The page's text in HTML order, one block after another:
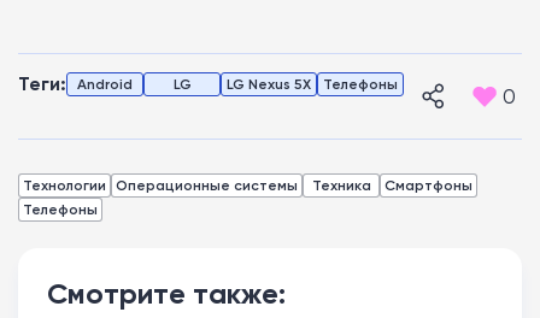
Теги: Android LG LG Nexus 5X Телефоны 0
Технологии Операционные системы Техника
Смартфоны
Телефоны
Смотрите также: